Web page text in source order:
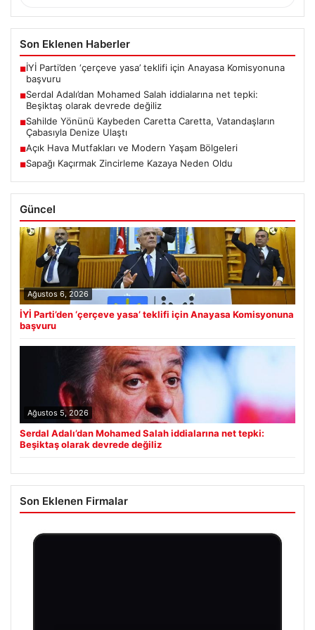
Son Eklenen Haberler
■İYİ Parti’den ‘çerçeve yasa’ teklifi için Anayasa Komisyonuna
başvuru
■Serdal Adalı’dan Mohamed Salah iddialarına net tepki:
Beşiktaş olarak devrede değiliz
■Sahilde Yönünü Kaybeden Caretta Caretta, Vatandaşların
Çabasıyla Denize Ulaştı
■Açık Hava Mutfakları ve Modern Yaşam Bölgeleri
■Sapağı Kaçırmak Zincirleme Kazaya Neden Oldu
Güncel
Ağustos 6, 2026
İYİ Parti’den ‘çerçeve yasa’ teklifi için Anayasa Komisyonuna
başvuru
Ağustos 5, 2026
Serdal Adalı’dan Mohamed Salah iddialarına net tepki:
Beşiktaş olarak devrede değiliz
Son Eklenen Firmalar